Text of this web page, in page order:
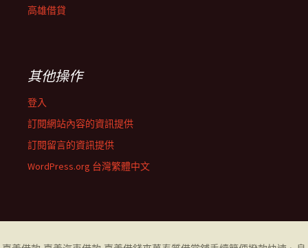
高雄借貸
其他操作
登入
訂閱網站內容的資訊提供
訂閱留言的資訊提供
WordPress.org 台灣繁體中文